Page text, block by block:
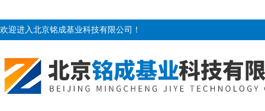
欢迎进入北京铭成基业科技有限公司！